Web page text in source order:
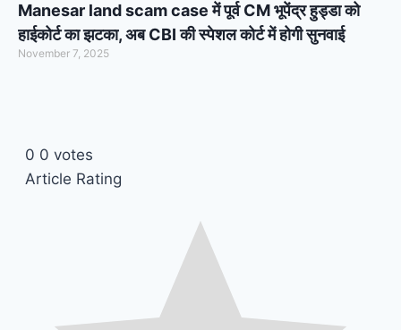
Manesar land scam case में पूर्व CM भूपेंद्र हुड्डा को
हाईकोर्ट का झटका, अब CBI की स्पेशल कोर्ट में होगी सुनवाई
November 7, 2025
0 0 votes
Article Rating